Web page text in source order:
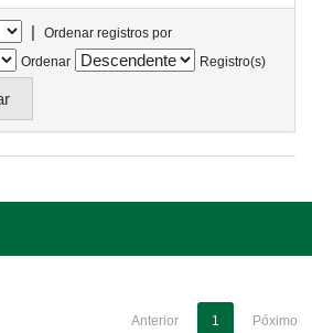
|
Ordenar registros por
Ordenar
Registro(s)
Anterior 1 Póximo